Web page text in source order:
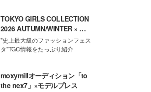
TOKYO GIRLS COLLECTION
2026 AUTUMN/WINTER × モ
デルプレス
"史上最大級のファッションフェス
タ"TGC情報をたっぷり紹介
moxymillオーディション「to
the nex7」×モデルプレス